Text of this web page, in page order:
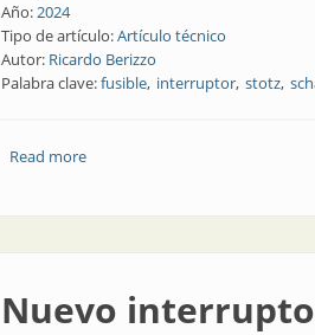
Año:2024
Tipo de artículo:Artículo técnico
Autor: Ricardo Berizzo
Palabra clave:fusible interruptor stotz
Read moreabout El interruptor
Nuevo